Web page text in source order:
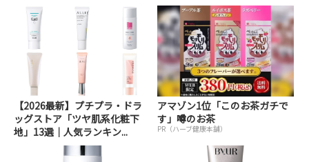
【2026最新】プチプラ・ドラ
ッグストア「ツヤ肌系化粧下
地」13選｜人気ランキン...
アマゾン1位「このお茶ガチで
す」噂のお茶
PR（ハーブ健康本舗）